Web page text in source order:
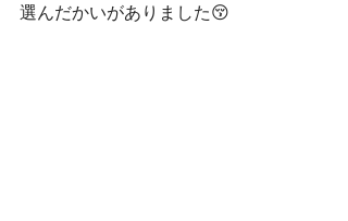
選んだかいがありました😚